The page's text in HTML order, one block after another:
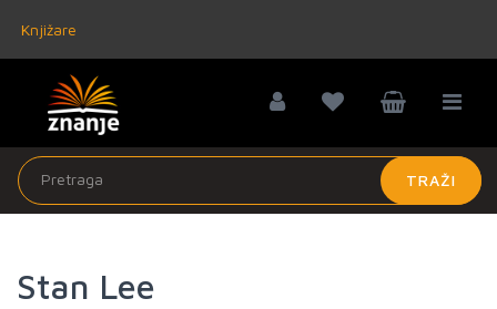
Knjižare
TRAŽI
Stan Lee